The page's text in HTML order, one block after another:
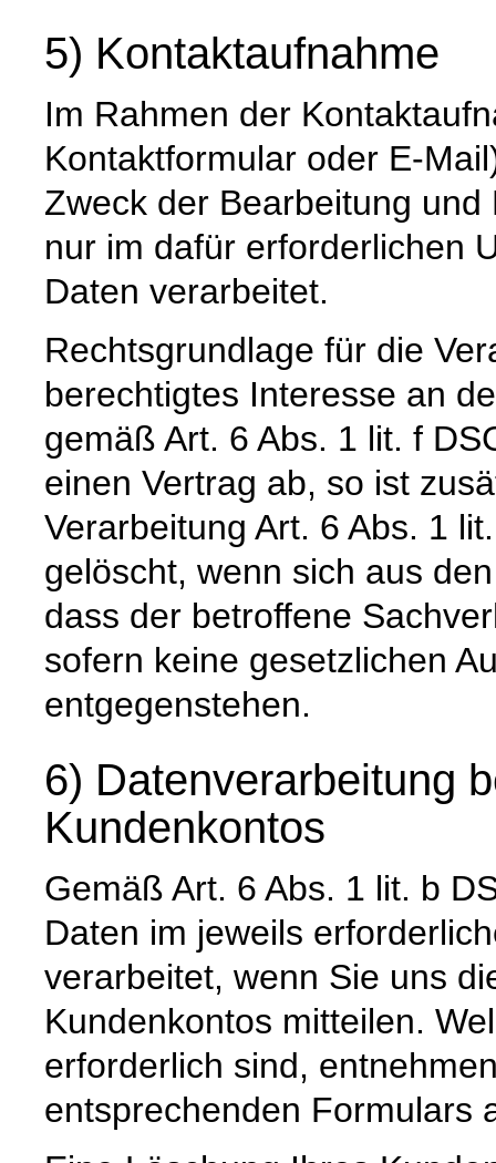
5) Kontaktaufnahme
Im Rahmen der
Kontaktformular oder E-
Zweck der Bearbeitung
nur im dafür erforderlichen
Daten verarbeitet.
Rechtsgrundlage für die
berechtigtes Interesse an
gemäß Art. 6 Abs. 1 lit. f
einen Vertrag ab, so ist
Verarbeitung Art. 6 Abs. 1
gelöscht, wenn sich aus
dass der betroffene
sofern keine gesetzlichen
entgegenstehen.
6) Datenverarbeitung
Kundenkontos
Gemäß Art. 6 Abs. 1 lit. b
Daten im jeweils
verarbeitet, wenn Sie uns
Kundenkontos mitteilen.
erforderlich sind,
entsprechenden Formulars